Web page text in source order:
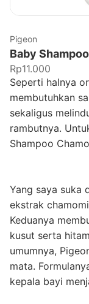
Pigeon
Baby
Rp11.000
Seperti halnya
membutuhkan
sekaligus
rambutnya.
Shampoo
Yang saya suka
ekstrak
Keduanya
kusut serta
umumnya,
mata.
kepala bayi